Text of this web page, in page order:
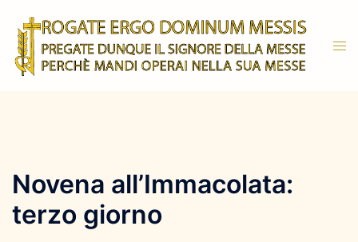
contenuto
Novena all’Immacolata:
terzo giorno